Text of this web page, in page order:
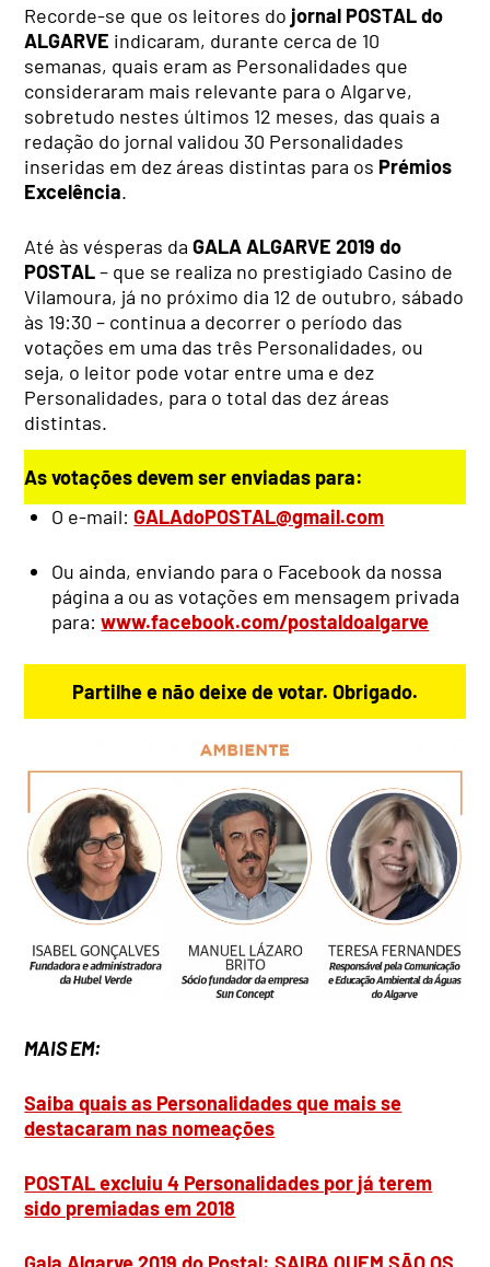
Recorde-se que os leitores do jornal POSTAL do
ALGARVE indicaram, durante cerca de 10
semanas, quais eram as Personalidades que
consideraram mais relevante para o Algarve,
sobretudo nestes últimos 12 meses, das quais a
redação do jornal validou 30 Personalidades
inseridas em dez áreas distintas para os Prémios
Excelência.
Até às vésperas daGALA ALGARVE 2019 do
POSTAL– que se realiza no prestigiado Casino de
Vilamoura, já no próximo dia 12 de outubro, sábado
às 19:30 – continua a decorrer o período das
votações em uma das três Personalidades, ou
seja, o leitor pode votar entre uma e dez
Personalidades, para o total das dez áreas
distintas.
As votações devem ser enviadas para:
O e-mail:GALAdoPOSTAL@gmail.com
Ou ainda, enviando para o Facebook da nossa
página a ou as votações em mensagem privada
para:www.facebook.com/postaldoalgarve
Partilhe e não deixe de votar. Obrigado.
MAIS EM:
Saiba quais as Personalidades que mais se
destacaram nas nomeações
POSTAL excluiu 4 Personalidades por já terem
sido premiadas em 2018